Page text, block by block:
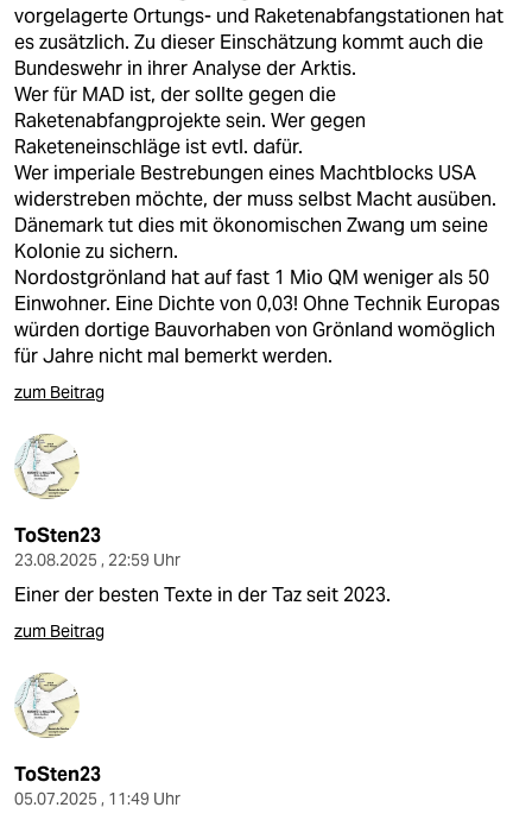
vorgelagerte Ortungs- und Raketenabfangstationen hat
es zusätzlich. Zu dieser Einschätzung kommt auch die
Bundeswehr in ihrer Analyse der Arktis.
Wer für MAD ist, der sollte gegen die
Raketenabfangprojekte sein. Wer gegen
Raketeneinschläge ist evtl. dafür.
Wer imperiale Bestrebungen eines Machtblocks USA
widerstreben möchte, der muss selbst Macht ausüben.
Dänemark tut dies mit ökonomischen Zwang um seine
Kolonie zu sichern.
Nordostgrönland hat auf fast 1 Mio QM weniger als 50
Einwohner. Eine Dichte von 0,03! Ohne Technik Europas
würden dortige Bauvorhaben von Grönland womöglich
für Jahre nicht mal bemerkt werden.
zum Beitrag
ToSten23
23.08.2025 , 22:59 Uhr
Einer der besten Texte in der Taz seit 2023.
zum Beitrag
ToSten23
05.07.2025 , 11:49 Uhr